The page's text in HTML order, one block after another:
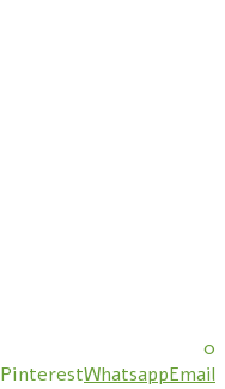
0
PinterestWhatsappEmail